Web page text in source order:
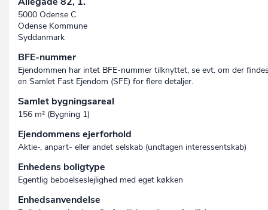
5000 Odense C
Odense Kommune
Syddanmark
BFE-nummer
Ejendommen har intet BFE-nummer tilknyttet, se evt. om der
en Samlet Fast Ejendom (SFE) for flere detaljer.
Samlet bygningsareal
156 m² (Bygning 1)
Ejendommens ejerforhold
Aktie-, anpart- eller andet selskab (undtagen interessent­skab)
Enhedens boligtype
Egentlig beboelseslejlighed med eget køkken
Enhedsanvendelse